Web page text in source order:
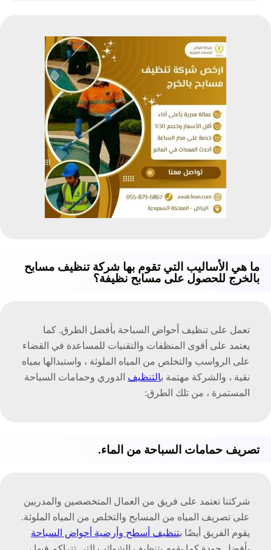
ما هي الأساليب التي تقوم بها شركة تنظيف مسابح
بالخرج للحصول على مسابح نظيفة؟
تعمل على تنظيف أحواض السباحة بأفضل الطرق. كما
يعتمد على أقوى المنظفات والتقنيات للمساعدة في القضاء
على الرواسب والتخلص من المياه الملوثة ، واستبدالها بمياه
نقية ، والشركة مهتمة بالتنظيف الدوري وحمامات السباحة
المستمرة ، من تلك الطرق:
تصريف حمامات السباحة من الماء.
شركتنا تعتمد على فريق من العمال المتخصصين والمدربين
على تصريف المياه من المسابح والتخلص من المياه الملوثة.
يقوم الفريق أيضًا بتنظيف أسطح وأرضية أحواض السباحة